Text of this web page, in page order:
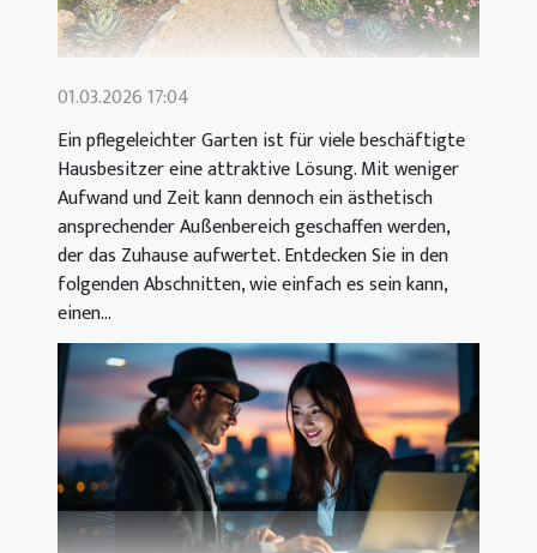
01.03.2026 17:04
Ein pflegeleichter Garten ist für viele beschäftigte
Hausbesitzer eine attraktive Lösung. Mit weniger
Aufwand und Zeit kann dennoch ein ästhetisch
ansprechender Außenbereich geschaffen werden,
der das Zuhause aufwertet. Entdecken Sie in den
folgenden Abschnitten, wie einfach es sein kann,
einen...